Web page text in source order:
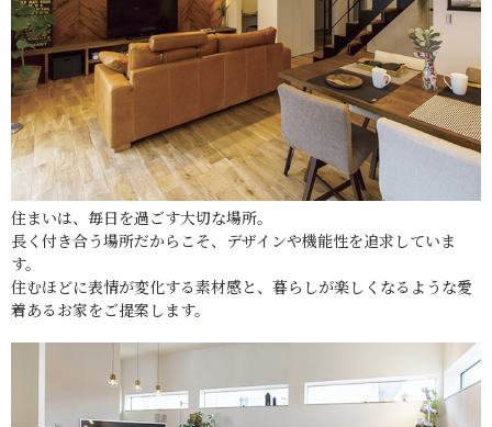
住まいは、毎日を過ごす大切な場所。
長く付き合う場所だからこそ、デザインや機能性を追求していま
す。
住むほどに表情が変化する素材感と、暮らしが楽しくなるような愛
着あるお家をご提案します。